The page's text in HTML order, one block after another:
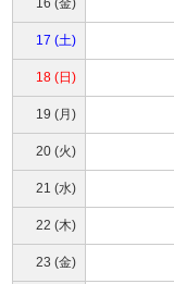
16 (金)
17 (土)
18 (日)
19 (月)
20 (火)
21 (水)
22 (木)
23 (金)